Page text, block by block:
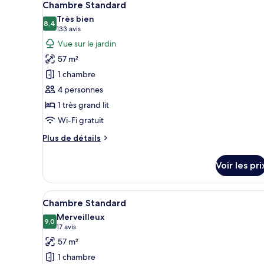
Junior
(Eden
Junior
Suite
Rooftop)
toutes
les
photos
pour
ce
type
de
chambre :
Chambre
Standard
5
Chambre Standard
8,48,4 sur 10
Très bien
133 avis
(133 avis)
Vue sur le jardin
57 m²
1 chambre
4 personnes
1 très grand lit
Wi-Fi gratuit
Plus de détails
Plus
le
type
de
chambre
Chambre
Standard
Voir les
Afficher
toutes
les
photos
pour
4
Chambre Standard
9,09,0 sur 10
Merveilleux
17 avis
(17 avis)
57 m²
1 chambre